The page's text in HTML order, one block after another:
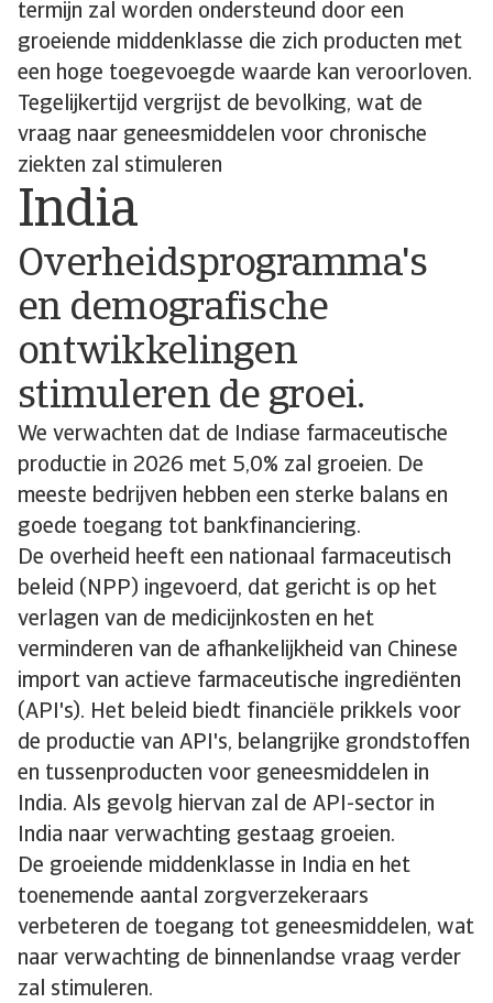
termijn zal worden ondersteund door een
groeiende middenklasse die zich producten met
een hoge toegevoegde waarde kan veroorloven.
Tegelijkertijd vergrijst de bevolking, wat de
vraag naar geneesmiddelen voor chronische
ziekten zal stimuleren
India
Overheidsprogramma's
en demografische
ontwikkelingen
stimuleren de groei.
We verwachten dat de Indiase farmaceutische
productie in 2026 met 5,0% zal groeien. De
meeste bedrijven hebben een sterke balans en
goede toegang tot bankfinanciering.
De overheid heeft een nationaal farmaceutisch
beleid (NPP) ingevoerd, dat gericht is op het
verlagen van de medicijnkosten en het
verminderen van de afhankelijkheid van Chinese
import van actieve farmaceutische ingrediënten
(API's). Het beleid biedt financiële prikkels voor
de productie van API's, belangrijke grondstoffen
en tussenproducten voor geneesmiddelen in
India. Als gevolg hiervan zal de API-sector in
India naar verwachting gestaag groeien.
De groeiende middenklasse in India en het
toenemende aantal zorgverzekeraars
verbeteren de toegang tot geneesmiddelen, wat
naar verwachting de binnenlandse vraag verder
zal stimuleren.